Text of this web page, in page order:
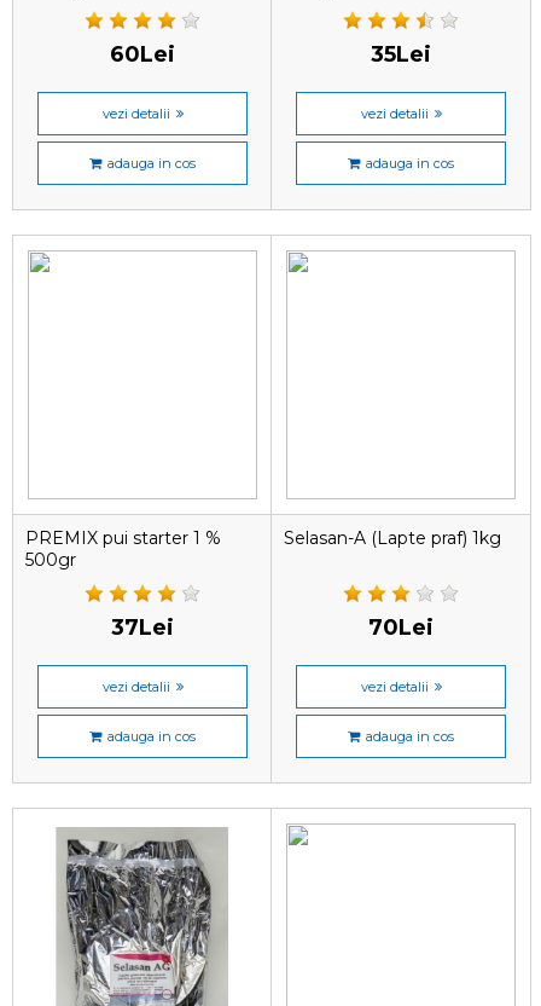
60Lei
vezi detalii
adauga in cos
35Lei
vezi detalii
adauga in cos
PREMIX pui starter 1 %
500gr
37Lei
vezi detalii
adauga in cos
Selasan-A (Lapte praf) 1kg
70Lei
vezi detalii
adauga in cos